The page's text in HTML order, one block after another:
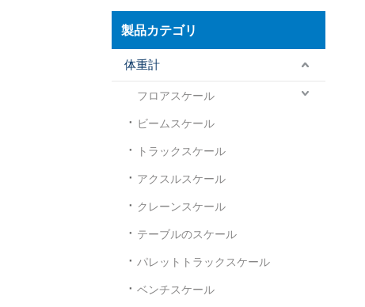
製品カテゴリ
体重計
フロアスケール
ビームスケール
トラックスケール
アクスルスケール
クレーンスケール
テーブルのスケール
パレットトラックスケール
ベンチスケール